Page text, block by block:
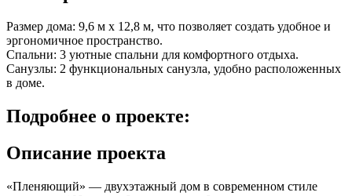
Размер дома: 9,6 м x 12,8 м, что позволяет создать удобное и
эргономичное пространство.
Спальни: 3 уютные спальни для комфортного отдыха.
Санузлы: 2 функциональных санузла, удобно расположенных
в доме.
Подробнее о проекте:
Описание проекта
«Пленяющий» — двухэтажный дом в современном стиле